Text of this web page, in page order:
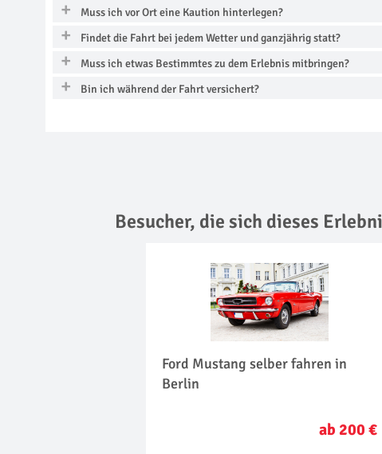
Muss ich vor Ort eine Kaution hinterlegen?
Findet die Fahrt bei jedem Wetter und ganzjährig statt?
Muss ich etwas Bestimmtes zu dem Erlebnis mitbringen?
Bin ich während der Fahrt versichert?
Besucher, die sich dieses
Ford Mustang selber fahren in
Berlin
ab 200 €